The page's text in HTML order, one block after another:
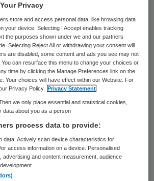
tweekoppige raad van
Tilburgse
vormen.
en bedrijfseconoom gaat
name bezig houden met de
van de instelling, die een
en verpleeghuizen
heeft
De Wever
Tilburg. Roorda deed eerder
Privacy
store and access personal data, like browsing data
your device. Selecting I Accept enables tracking
the purposes shown under we and our partners
Selecting Reject All or withdrawing your consent will
are disabled, some content and ads you see may not
can resurface this menu to change your choices or
time by clicking the Manage Preferences link on the
Your choices will have effect within our Website. For
Privacy Policy.
Privacy Statement
we only place essential and statistical cookies,
data about you as a person
process data to provide:
data. Actively scan device characteristics for
access information on a device. Personalised
advertising and content measurement, audience